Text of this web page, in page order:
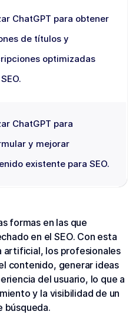
ChatGPT para obtener
de títulos y
optimizadas
ChatGPT para
y mejorar
existente para SEO.
formas en las que
en el SEO. Con esta
artificial, los profesionales
contenido, generar ideas
del usuario, lo que a
y la visibilidad de un
búsqueda.